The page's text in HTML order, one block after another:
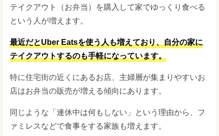
テイクアウト（お弁当）を購入して家でゆっくり食べる
という人が増えます。
最近だとUber Eatsを使う人も増えており、自分の家に
テイクアウトするのも手軽になっています。
特に住宅街の近くにあるお店、主婦層が集まりやすいお
店はお弁当の販売が増える傾向にあります。
同じような「連休中は何もしない」という理由から、フ
ァミレスなどで食事をする家族も増えます。